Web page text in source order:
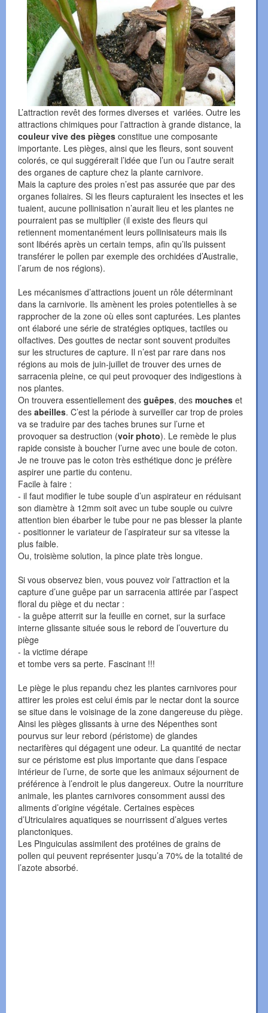
L’attraction revêt des formes diverses et variées. Outre les
attractions chimiques pour l’attraction à grande distance, la
couleur vive des pièges constitue une composante
importante. Les pièges, ainsi que les fleurs, sont souvent
colorés, ce qui suggérerait l’idée que l’un ou l’autre serait
des organes de capture chez la plante carnivore.
Mais la capture des proies n’est pas assurée que par des
organes foliaires. Si les fleurs capturaient les insectes et les
tuaient, aucune pollinisation n’aurait lieu et les plantes ne
pourraient pas se multiplier (il existe des fleurs qui
retiennent momentanément leurs pollinisateurs mais ils
sont libérés après un certain temps, afin qu’ils puissent
transférer le pollen par exemple des orchidées d’Australie,
l’arum de nos régions).
Les mécanismes d’attractions jouent un rôle déterminant
dans la carnivorie. Ils amènent les proies potentielles à se
rapprocher de la zone où elles sont capturées. Les plantes
ont élaboré une série de stratégies optiques, tactiles ou
olfactives. Des gouttes de nectar sont souvent produites
sur les structures de capture. Il n’est par rare dans nos
régions au mois de juin-juillet de trouver des urnes de
sarracenia pleine, ce qui peut provoquer des indigestions à
nos plantes.
On trouvera essentiellement des guêpes, des mouches et
des abeilles. C’est la période à surveiller car trop de proies
va se traduire par des taches brunes sur l’urne et
provoquer sa destruction (voir photo). Le remède le plus
rapide consiste à boucher l’urne avec une boule de coton.
Je ne trouve pas le coton très esthétique donc je préfère
aspirer une partie du contenu.
Facile à faire :
- il faut modifier le tube souple d’un aspirateur en réduisant
son diamètre à 12mm soit avec un tube souple ou cuivre
attention bien ébarber le tube pour ne pas blesser la plante
- positionner le variateur de l’aspirateur sur sa vitesse la
plus faible.
Ou, troisième solution, la pince plate très longue.
Si vous observez bien, vous pouvez voir l’attraction et la
capture d’une guêpe par un sarracenia attirée par l’aspect
floral du piège et du nectar :
- la guêpe atterrit sur la feuille en cornet, sur la surface
interne glissante située sous le rebord de l’ouverture du
piège
- la victime dérape
et tombe vers sa perte. Fascinant !!!
Le piège le plus repandu chez les plantes carnivores pour
attirer les proies est celui émis par le nectar dont la source
se situe dans le voisinage de la zone dangereuse du piège.
Ainsi les pièges glissants à urne des Népenthes sont
pourvus sur leur rebord (péristome) de glandes
nectarifères qui dégagent une odeur. La quantité de nectar
sur ce péristome est plus importante que dans l’espace
intérieur de l’urne, de sorte que les animaux séjournent de
préférence à l’endroit le plus dangereux. Outre la nourriture
animale, les plantes carnivores consomment aussi des
aliments d’origine végétale. Certaines espèces
d’Utriculaires aquatiques se nourrissent d’algues vertes
planctoniques.
Les Pinguiculas assimilent des protéines de grains de
pollen qui peuvent représenter jusqu’a 70% de la totalité de
l’azote absorbé.